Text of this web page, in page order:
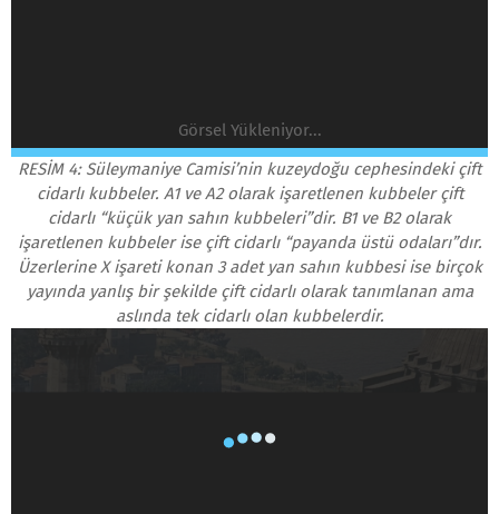
Görsel Yükleniyor...
RESİM 4: Süleymaniye Camisi’nin kuzeydoğu cephesindeki çift
cidarlı kubbeler. A1 ve A2 olarak işaretlenen kubbeler çift
cidarlı “küçük yan sahın kubbeleri”dir. B1 ve B2 olarak
işaretlenen kubbeler ise çift cidarlı “payanda üstü odaları”dır.
Üzerlerine X işareti konan 3 adet yan sahın kubbesi ise birçok
yayında yanlış bir şekilde çift cidarlı olarak tanımlanan ama
aslında tek cidarlı olan kubbelerdir.